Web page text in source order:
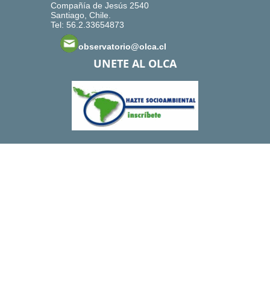
Compañía de Jesús 2540
Santiago, Chile.
Tel: 56.2.33654873
observatorio@olca.cl
UNETE AL OLCA